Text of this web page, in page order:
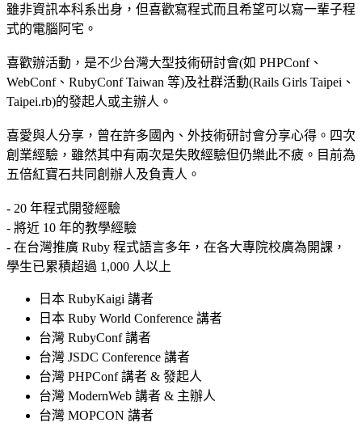
雖非資訊本科系出身，但喜歡寫程式而且希望可以寫一輩子程
式的電腦阿宅。
喜歡辦活動，是不少台灣大型技術研討會(如 PHPConf、
WebConf、RubyConf Taiwan 等)及社群活動(Rails Girls Taipei、
Taipei.rb)的發起人或主辦人。
喜愛與人分享，曾在許多國內、外技術研討會分享心得。四次
創業經驗，雖然其中有兩次是失敗經驗但仍樂此不疲。目前為
五倍紅寶石共同創辦人及負責人。
- 20 年程式開發經驗
- 將近 10 年的教學經驗
- 在台灣推廣 Ruby 程式語言多年，在各大專院校廣為開課，
學生已累積超過 1,000 人以上
日本 RubyKaigi 講者
日本 Ruby World Conference 講者
台灣 RubyConf 講者
台灣 JSDC Conference 講者
台灣 PHPConf 講者 & 發起人
台灣 ModernWeb 講者 & 主辦人
台灣 MOPCON 講者